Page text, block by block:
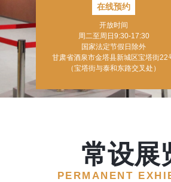
常设展
PERMANENT
在线预约
开放时间
甘肃省酒泉市金塔县新城区宝塔街22号
×